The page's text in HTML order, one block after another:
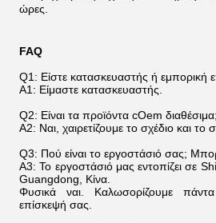
ώρες.
FAQ
Q1: Είστε κατασκευαστής ή εμπορική
Α1: Είμαστε κατασκευαστής.
Q2: Είναι τα προϊόντα cOem διαθέσιμα;
A2: Ναι, χαιρετίζουμε το σχέδιο και το
Q3: Πού είναι το εργοστάσιό σας;
A3: Το εργοστάσιό μας εντοπίζει σε
Guangdong, Κίνα.
Φυσικά ναι. Καλωσορίζουμε
επίσκεψή σας.